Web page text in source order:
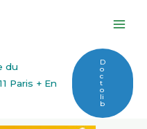
du
Paris + En
D
o
c
t
o
li
b